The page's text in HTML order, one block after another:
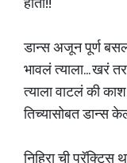
डान्स अजून पूर्ण
भावलं त्याला... खरं
त्याला वाटलं की
तिच्यासोबत डान्स